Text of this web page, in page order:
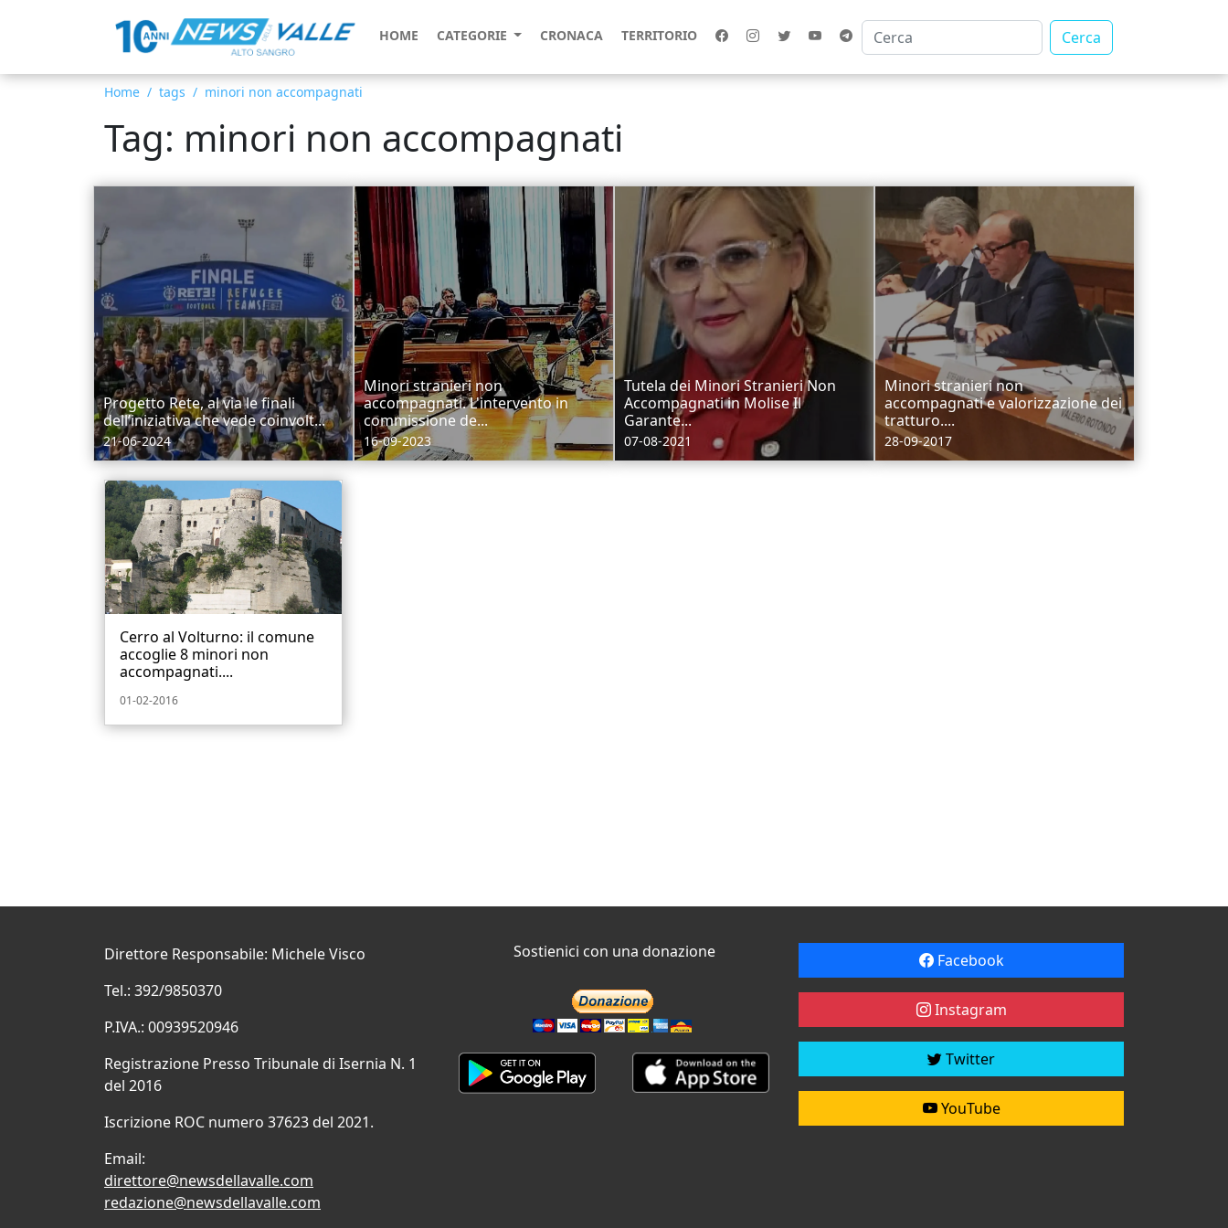
HOME CATEGORIE CRONACA TERRITORIO Cerca
Home tags minori non accompagnati
Tag: minori non accompagnati
Progetto Rete, al via le finali
dell’iniziativa che vede coinvolt...
21-06-2024
Minori stranieri non
accompagnati. L'intervento in
commissione de...
16-09-2023
Tutela dei Minori Stranieri Non
Accompagnati in Molise Il
Garante...
07-08-2021
Minori stranieri non
accompagnati e valorizzazione dei
tratturo....
28-09-2017
Cerro al Volturno: il comune
accoglie 8 minori non
accompagnati....
01-02-2016
Direttore Responsabile: Michele Visco
Tel.: 392/9850370
P.IVA.: 00939520946
Registrazione Presso Tribunale di Isernia N. 1
del 2016
Iscrizione ROC numero 37623 del 2021.
Email:
direttore@newsdellavalle.com
redazione@newsdellavalle.com
Sostienici con una donazione Facebook
Instagram
Twitter
YouTube